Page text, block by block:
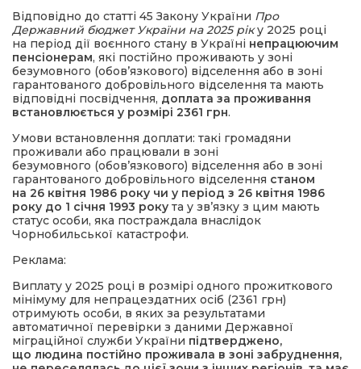
Відповідно до статті 45 Закону України Про
Державний бюджет України на 2025 ріку 2025 році
на період дії воєнного стану в Україні непрацюючим
пенсіонерам, які постійно проживають у зоні
безумовного (обов’язкового) відселення або в зоні
гарантованого добровільного відселення та мають
відповідні посвідчення, доплата за проживання
встановлюється у розмірі 2361 грн.
Умови встановлення доплати: такі громадяни
проживали або працювали в зоні
безумовного (обов’язкового) відселення або в зоні
гарантованого добровільного відселення станом
на 26 квітня 1986 року чи у період з 26 квітня 1986
року до 1 січня 1993 року та у зв’язку з цим мають
статус особи, яка постраждала внаслідок
Чорнобильської катастрофи.
Реклама:
Виплату у 2025 році в розмірі одного прожиткового
мінімуму для непрацездатних осіб (2361 грн)
отримують особи, в яких за результатами
автоматичної перевірки з даними Державної
міграційної служби України підтверджено,
що людина постійно проживала в зоні забруднення,